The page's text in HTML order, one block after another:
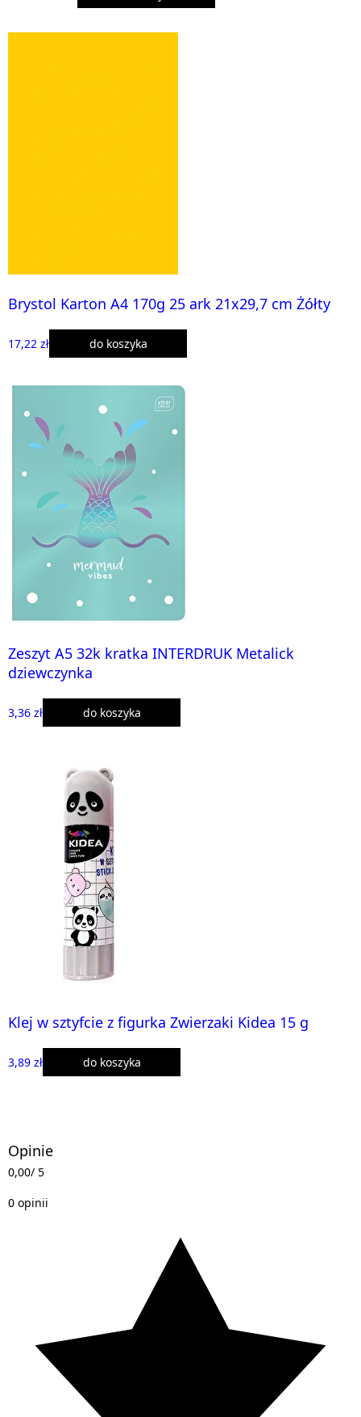
Brystol Karton A4 170g 25 ark 21x29,7 cm Żółty
17,22 zł do koszyka
Zeszyt A5 32k kratka INTERDRUK Metalick
dziewczynka
3,36 zł do koszyka
Klej w sztyfcie z figurka Zwierzaki Kidea 15 g
3,89 zł do koszyka
Opinie
0,00/ 5
0 opinii